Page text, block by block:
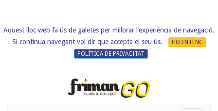
Aquest lloc web fa ús de galetes per millorar l’experiència de navegació.
Si continua navegant vol dir que accepta el seu ús.
HO ENTENC
POLÍTICA DE PRIVACITAT